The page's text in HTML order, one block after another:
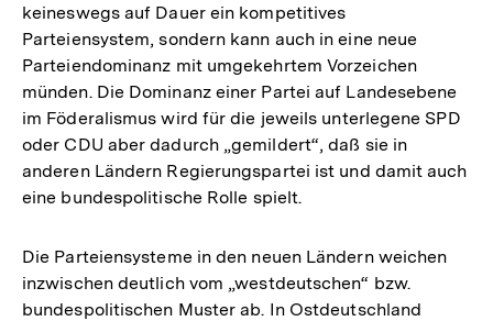
keineswegs auf Dauer ein kompetitives
Parteiensystem, sondern kann auch in eine neue
Parteiendominanz mit umgekehrtem Vorzeichen
münden. Die Dominanz einer Partei auf Landesebene
im Föderalismus wird für die jeweils unterlegene SPD
oder CDU aber dadurch „gemildert“, daß sie in
anderen Ländern Regierungspartei ist und damit auch
eine bundespolitische Rolle spielt.
Die Parteiensysteme in den neuen Ländern weichen
inzwischen deutlich vom „westdeutschen“ bzw.
bundespolitischen Muster ab. In Ostdeutschland